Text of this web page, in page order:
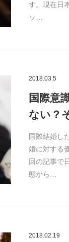
す。現在日
ッ…
2018.03.5
国際意
ない？
国際結婚し
婚に対する
回の記事で
態から…
2018.02.19